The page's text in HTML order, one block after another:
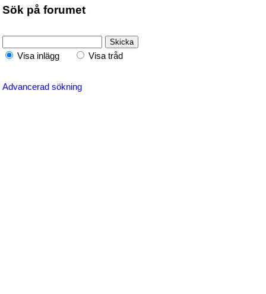
Sök på forumet
Visa inlägg Visa tråd
Advancerad sökning